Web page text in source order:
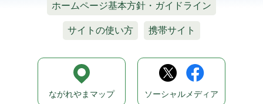
ホームページ基本方針・ガイドライン
サイトの使い方 携帯サイト
ながれやまマップ ソーシャルメディア